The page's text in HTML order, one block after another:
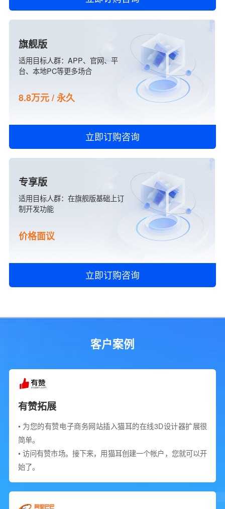
旗舰版
适用目标人群：APP、官网、平
台、本地PC等更多场合
8.8万元 / 永久
立即订购咨询
专享版
适用目标人群：在旗舰版基础上订
制开发功能
价格面议
立即订购咨询
客户案例
有赞拓展
• 为您的有赞电子商务网站插入猫耳的在线3D设计器扩展很
简单。
• 访问有赞市场。接下来，用猫耳创建一个帐户，您就可以开
始了。